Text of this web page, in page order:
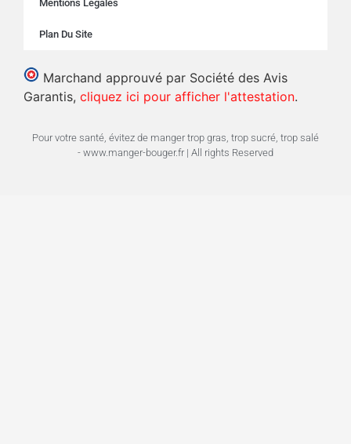
Mentions Légales
Plan Du Site
Marchand approuvé par Société des Avis
Garantis, cliquez ici pour afficher l'attestation.
Pour votre santé, évitez de manger trop gras, trop sucré, trop salé
- www.manger-bouger.fr | All rights Reserved